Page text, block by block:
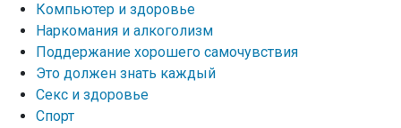
Компьютер и здоровье
Наркомания и алкоголизм
Поддержание хорошего самочувствия
Это должен знать каждый
Секс и здоровье
Спорт